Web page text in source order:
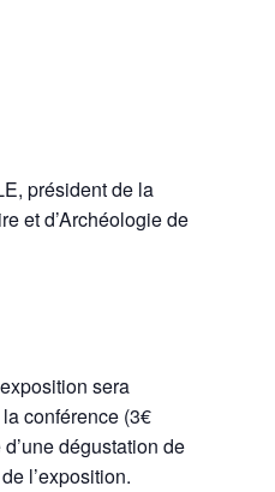
président de la
et d’Archéologie de
sera
conférence (3€
dégustation de
l’exposition.